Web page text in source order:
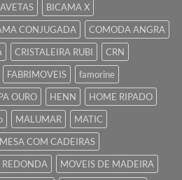
BICAMA X
CONJUGADA
COMODA ANGRA
CRISTALEIRA RUBI
CRN
FABRIMOVEIS
famorine
OURO HENN
HOME RIPADO
MALUMAR
MATIC
MESA COM CADEIRAS
REDONDA
MOVEIS DE MADEIRA